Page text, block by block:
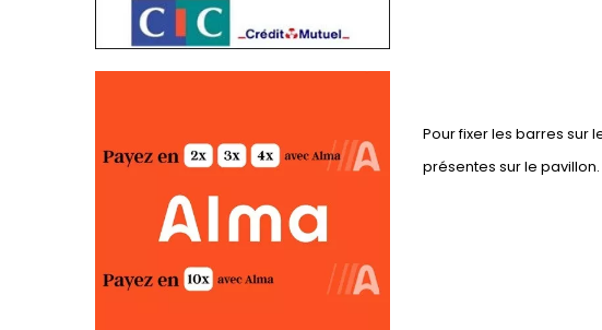
Pour fixer les barres sur
présentes sur le pavillon.